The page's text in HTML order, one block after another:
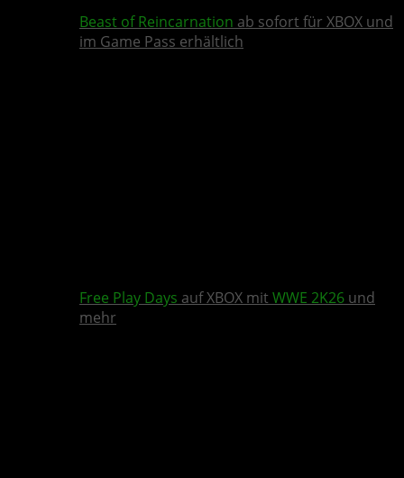
Beast of Reincarnation ab sofort für XBOX und
im Game Pass erhältlich
Free Play Days auf XBOX mit WWE 2K26 und
mehr